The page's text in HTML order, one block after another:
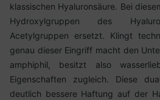
klassischen Hyaluronsäure. Bei
Hydroxylgruppen des
Acetylgruppen ersetzt. Klingt
genau dieser Eingriff macht den
amphiphil, besitzt also
Eigenschaften zugleich. Diese
deutlich bessere Haftung auf der